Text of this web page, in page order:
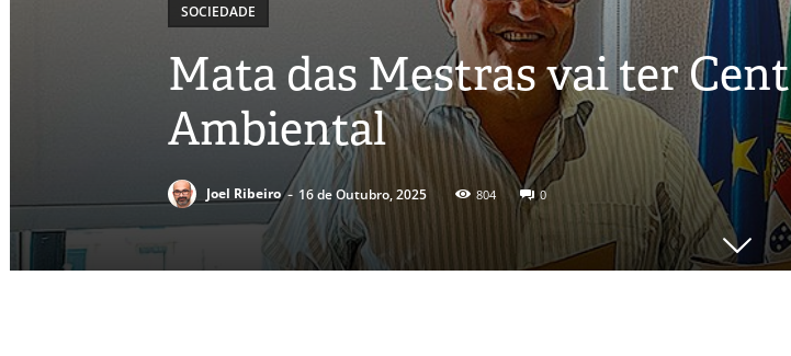
SOCIEDADE
Mata das Mestras vai ter
Ambiental
Joel Ribeiro - 16 de Outubro, 2025 804 0